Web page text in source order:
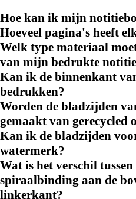
Hoe kan ik mijn
Hoeveel pagina's heeft
Welk type materiaal
van mijn bedrukte
Kan ik de binnenkant
bedrukken?
Worden de bladzijden
gemaakt van gerecycled
Kan ik de bladzijden
watermerk?
Wat is het verschil
spiraalbinding aan de
linkerkant?